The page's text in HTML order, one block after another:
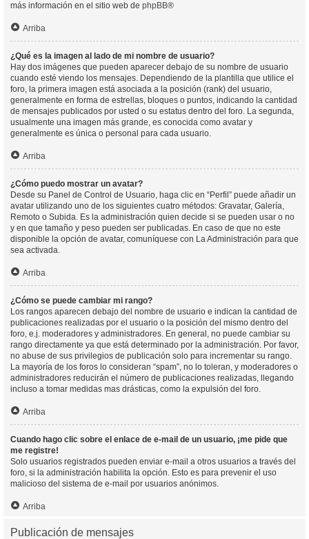
más información en el sitio web de phpBB®
Arriba
¿Qué es la imagen al lado de mi nombre de usuario?
Hay dos imágenes que pueden aparecer debajo de su nombre de usuario
cuando esté viendo los mensajes. Dependiendo de la plantilla que utilice el
foro, la primera imagen está asociada a la posición (rank) del usuario,
generalmente en forma de estrellas, bloques o puntos, indicando la cantidad
de mensajes publicados por usted o su estatus dentro del foro. La segunda,
usualmente una imagen más grande, es conocida como avatar y
generalmente es única o personal para cada usuario.
Arriba
¿Cómo puedo mostrar un avatar?
Desde su Panel de Control de Usuario, haga clic en “Perfil” puede añadir un
avatar utilizando uno de los siguientes cuatro métodos: Gravatar, Galería,
Remoto o Subida. Es la administración quien decide si se pueden usar o no
y en que tamaño y peso pueden ser publicadas. En caso de que no este
disponible la opción de avatar, comuníquese con La Administración para que
sea activada.
Arriba
¿Cómo se puede cambiar mi rango?
Los rangos aparecen debajo del nombre de usuario e indican la cantidad de
publicaciones realizadas por el usuario o la posición del mismo dentro del
foro, e.j. moderadores y administradores. En general, no puede cambiar su
rango directamente ya que está determinado por la administración. Por favor,
no abuse de sus privilegios de publicación solo para incrementar su rango.
La mayoría de los foros lo consideran “spam”, no lo toleran, y moderadores o
administradores reducirán el número de publicaciones realizadas, llegando
incluso a tomar medidas mas drásticas, como la expulsión del foro.
Arriba
Cuando hago clic sobre el enlace de e-mail de un usuario, ¡me pide que
me registre!
Solo usuarios registrados pueden enviar e-mail a otros usuarios a través del
foro, si la administración habilita la opción. Esto es para prevenir el uso
malicioso del sistema de e-mail por usuarios anónimos.
Arriba
Publicación de mensajes